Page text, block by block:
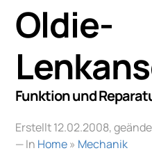
Oldie-
Funktion und
Erstellt 12.02.2008,
— In Home» Mechanik